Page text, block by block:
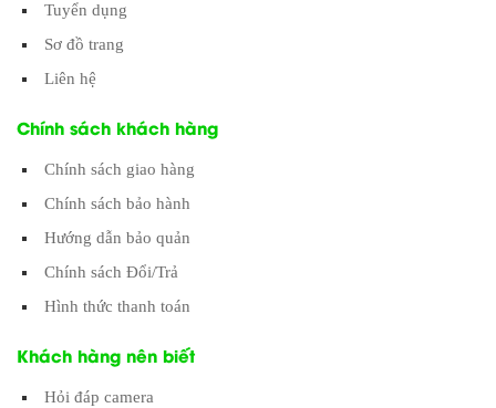
Tuyển dụng
Sơ đồ trang
Liên hệ
Chính sách khách hàng
Chính sách giao hàng
Chính sách bảo hành
Hướng dẫn bảo quản
Chính sách Đổi/Trả
Hình thức thanh toán
Khách hàng nên biết
Hỏi đáp camera